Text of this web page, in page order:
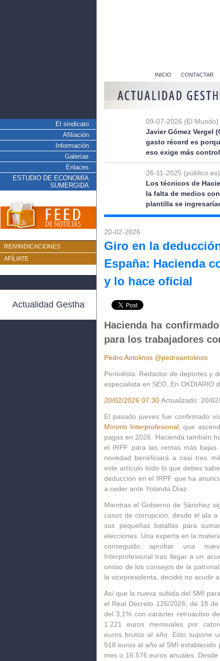
El sindicato
Afiliación
Información
Galerías
Enlaces
ESTUDIO DE ECONOMÍA
SUMERGIDA
REIVINDICACIONES
AFÍLIATE
Actualidad Gestha
INICIO CONTACTAR
09-07-2026 (El Mundo)
Javier Gómez Vergel
gasto récord es
eso exige más
26-11-2025 (público.es)
Los técnicos de
la falta de medios
plantilla se
20-02-2026
Giro en la
España: Hacienda
y lo hace oficial
Hacienda ha
para los trabajadores
Pedro Antolinos @pedroantolinos
Periodista. Redactor de deportes y
especialista en SEO. En OKDIARIO
20/02/2026 07:30 Actualizado: 20/
El pasado jueves fue confirmado
Mínimo Interprofesional, que
pagas en 2026. Hacienda también
el IRPF para las rentas más
novedad beneficiará a casi tres
este artículo todo lo que debes
deducción en el IRPF que ha
a ceder ante Yolanda Díaz.
Mientras el Gobierno de Sánchez
casos de corrupción, desde el ala
sus pequeñas batallas para
elecciones. Una experta en la
conseguido aprobar una
Interprofesional tras llegar a un
omiso de los consejos de la
la vicepresidenta, decidió no acudir
Así que la nueva subida del SMI
el Real Decreto 126/2026 , de 18
del 3,1% con carácter retroactivo
1.221 euros mensuales por
euros brutos al año. Esto supone
518 euros al año al SMI
mes o 16.576 euros anuales.